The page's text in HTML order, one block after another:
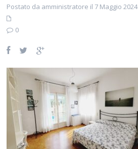
Postato da amministratore il 7 Maggio 2024
0